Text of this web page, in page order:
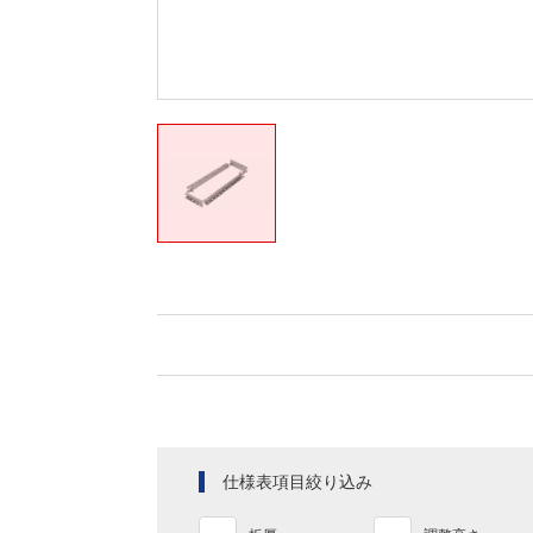
仕様表項目絞り込み